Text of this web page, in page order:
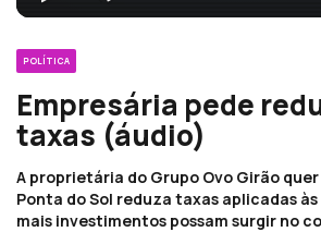
POLÍTICA
Empresária pede
taxas (áudio)
A proprietária do Grupo Ovo Girão
Ponta do Sol reduza taxas aplicadas
mais investimentos possam surgir no